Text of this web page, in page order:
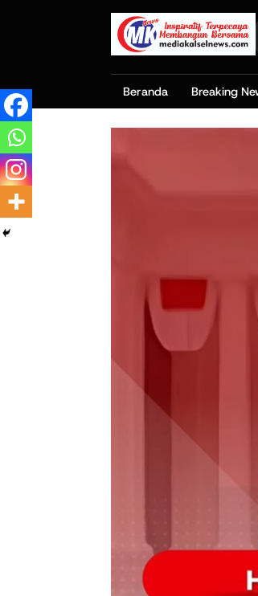
Beranda Breaking